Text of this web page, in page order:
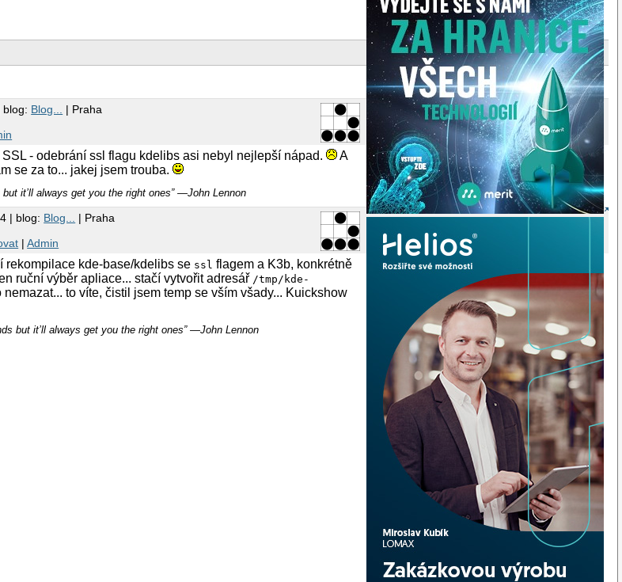
blog: Blog... | Praha
- odebrání ssl flagu kdelibs asi nebyl nejlepší nápad.
A
se za to... jakej jsem trouba.
it’ll always get you the right ones” ―John Lennon
| blog: Blog...
| Praha
|Admin
rekompilace kde-base/kdelibs se ssl flagem a K3b, konkrétně
ruční výběr apliace... stačí vytvořit adresář /tmp/kde-
nemazat... to víte, čistil jsem temp se vším všady... Kuickshow
but it’ll always get you the right ones” ―John Lennon